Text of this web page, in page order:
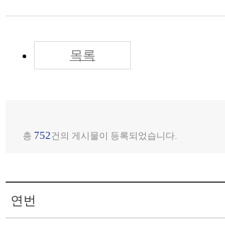
목록
총 752건의 게시물이 등록되었습니다.
연번